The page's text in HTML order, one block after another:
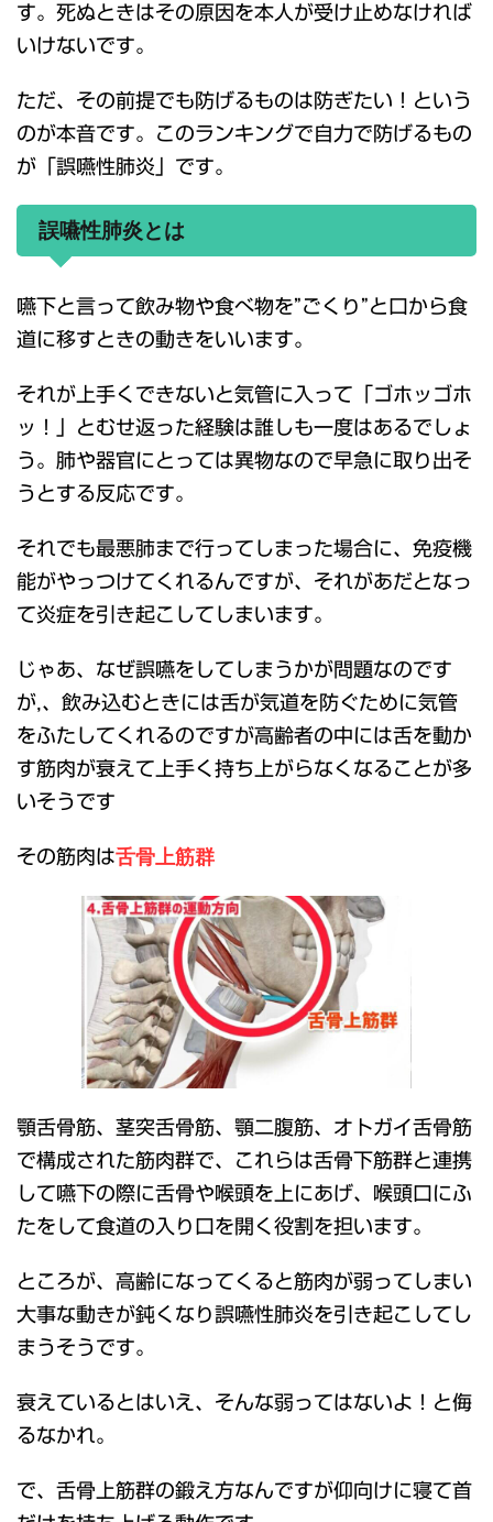
す。死ぬときはその原因を本人が受け止めなければ
いけないです。
ただ、その前提でも防げるものは防ぎたい！という
のが本音です。このランキングで自力で防げるもの
が「誤嚥性肺炎」です。
誤嚥性肺炎とは
嚥下と言って飲み物や食べ物を”ごくり”と口から食
道に移すときの動きをいいます。
それが上手くできないと気管に入って「ゴホッゴホ
ッ！」とむせ返った経験は誰しも一度はあるでしょ
う。肺や器官にとっては異物なので早急に取り出そ
うとする反応です。
それでも最悪肺まで行ってしまった場合に、免疫機
能がやっつけてくれるんですが、それがあだとなっ
て炎症を引き起こしてしまいます。
じゃあ、なぜ誤嚥をしてしまうかが問題なのです
が,、飲み込むときには舌が気道を防ぐために気管
をふたしてくれるのですが高齢者の中には舌を動か
す筋肉が衰えて上手く持ち上がらなくなることが多
いそうです
その筋肉は舌骨上筋群
顎舌骨筋、茎突舌骨筋、顎二腹筋、オトガイ舌骨筋
で構成された筋肉群で、これらは舌骨下筋群と連携
して嚥下の際に舌骨や喉頭を上にあげ、喉頭口にふ
たをして食道の入り口を開く役割を担います。
ところが、高齢になってくると筋肉が弱ってしまい
大事な動きが鈍くなり誤嚥性肺炎を引き起こしてし
まうそうです。
衰えているとはいえ、そんな弱ってはないよ！と侮
るなかれ。
で、舌骨上筋群の鍛え方なんですが仰向けに寝て首